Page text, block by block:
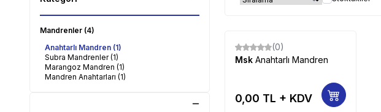
Mandrenler (4)
Anahtarlı Mandren (1)
Subra Mandrenler(1)
Marangoz Mandren (1)
Mandren Anahtarları (1)
(0)
Msk Anahtarlı Mandren
0,00 TL + KDV